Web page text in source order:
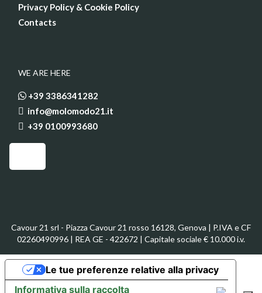
Privacy Policy & Cookie Policy
Contacts
WE ARE HERE
+39 3386341282
info@molomodo21.it
+39 0100993680
Cavour 21 srl - Piazza Cavour 21 rosso 16128, Genova | P.IVA e CF
02260490996 | REA GE - 422672 | Capitale sociale € 10.000 i.v.
Informativa sulla raccolta
Le tue preferenze relative alla privacy